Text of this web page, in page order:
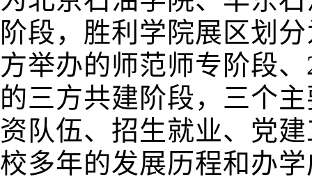
阶段，胜利学院展区划
方举办的师范师专阶段
的三方共建阶段，三个
资队伍、招生就业、党
校多年的发展历程和办